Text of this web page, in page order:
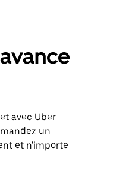
avec Uber
un
et n'importe